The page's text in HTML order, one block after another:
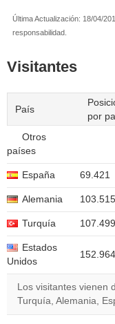
Última Actualización: 18/04/
responsabilidad.
Visitantes
País
por
Otros
países
España 69.421
Alemania 103.515
Turquía 107.499
Estados
Unidos
152.964
Los visitantes vienen
Turquía, Alemania,